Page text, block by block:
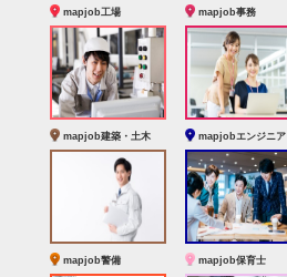
mapjob工場 mapjob事務
mapjob建築・土木 mapjobエンジニア
mapjob警備 mapjob保育士